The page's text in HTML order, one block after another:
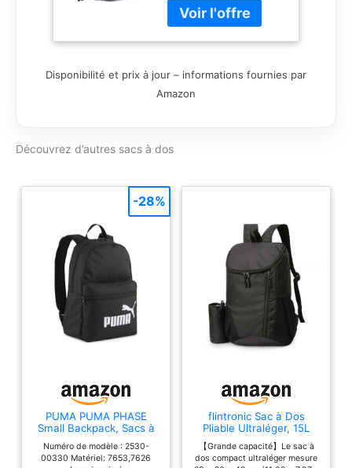
Disponibilité et prix à jour – informations fournies par
Amazon
Découvrez d’autres sacs à dos
PUMA PUMA PHASE
Small Backpack, Sacs à
dos classiques Unisexe
Enfants, PUMA Black,
OSFA - 091323
Numéro de modèle : 2530-
00330 Matériel: 7653,7626
-28%
flintronic Sac à Dos
Pliable Ultraléger, 15L
Sac à Dos de
Randonnée, Sac à dos
Imperméable Unisexe,
【Grande capacité】Le sac à
dos compact ultraléger mesure